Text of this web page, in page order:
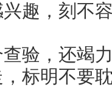
趣，刻不
验，还竭
标明不要